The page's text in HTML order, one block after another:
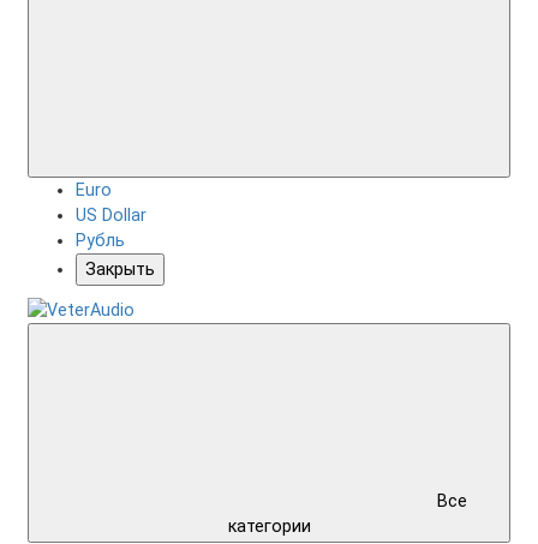
Euro
US Dollar
Рубль
Закрыть
Все
категории